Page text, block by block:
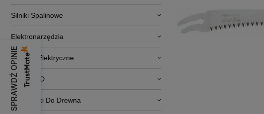
Silniki Spalinowe
Elektronarzędzia
Pojazdy Elektryczne
RTV i AGD
Obrabiarki Do Drewna
SPRAWDŹ OPINIE